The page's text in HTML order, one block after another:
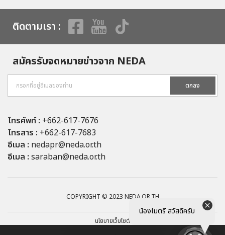
น้องไมตรี สวัสดีครับ
ติดตามเรา :
สมัครรับจดหมายข่าวจาก NEDA
ตกลง
โทรศัพท์ : +662-617-7676
โทรสาร : +662-617-7683
อีเมล : nedapr@neda.or.th
อีเมล : saraban@neda.or.th
COPYRIGHT © 2023 NEDA.OR.TH
นโยบายเว็บไซต์